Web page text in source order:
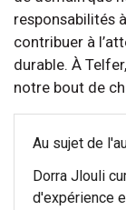
responsabilités
contribuer à
durable. À
notre bout de
Au sujet de
Dorra Jlouli
d'expérience